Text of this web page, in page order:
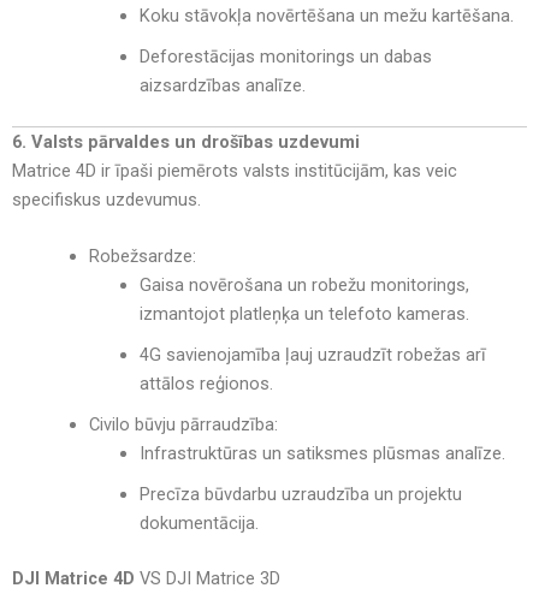
Koku stāvokļa novērtēšana un mežu kartēšana.
Deforestācijas monitorings un dabas
aizsardzības analīze.
6. Valsts pārvaldes un drošības uzdevumi
Matrice 4D irīpaši piemērots valsts institūcijām, kas veic
specifiskus uzdevumus.
Robežsardze:
Gaisa novērošana un robežu monitorings,
izmantojot platleņķa un telefoto kameras.
4G savienojamība ļauj uzraudzīt robežas arī
attālos reģionos.
Civilo būvju pārraudzība:
Infrastruktūras un satiksmes plūsmas analīze.
Precīza būvdarbu uzraudzība un projektu
dokumentācija.
DJI Matrice 4D VS DJI Matrice 3D